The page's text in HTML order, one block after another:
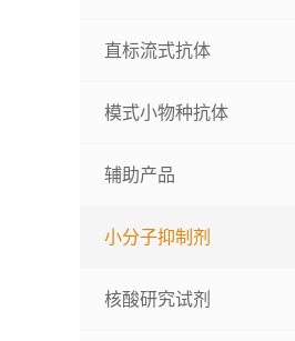
直标流式抗体
模式小物种抗体
辅助产品
小分子抑制剂
核酸研究试剂